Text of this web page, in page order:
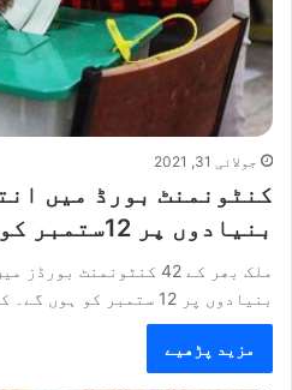
جولائی 31, 2021
کنٹونمنٹ بورڈ میں
بنیادوں پر 12ستمبر کو ہونگے
ملک بھر کے 42 کنٹونمنٹ
بنیادوں پر 12 ستمبر کو ہوں گے۔ کنٹونمنٹ بورڈز میں…
مزید پڑھیے